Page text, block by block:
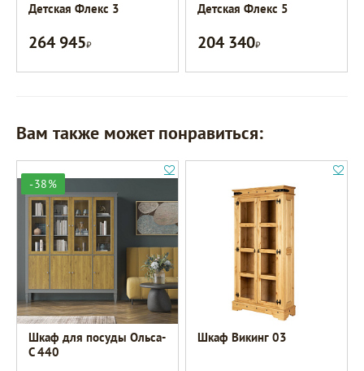
Детская Флекс 3
264 945Р
Детская Флекс 5
204 340Р
Вам также может понравиться:
-38%
Шкаф для посуды Ольса-
С 440
Шкаф Викинг 03